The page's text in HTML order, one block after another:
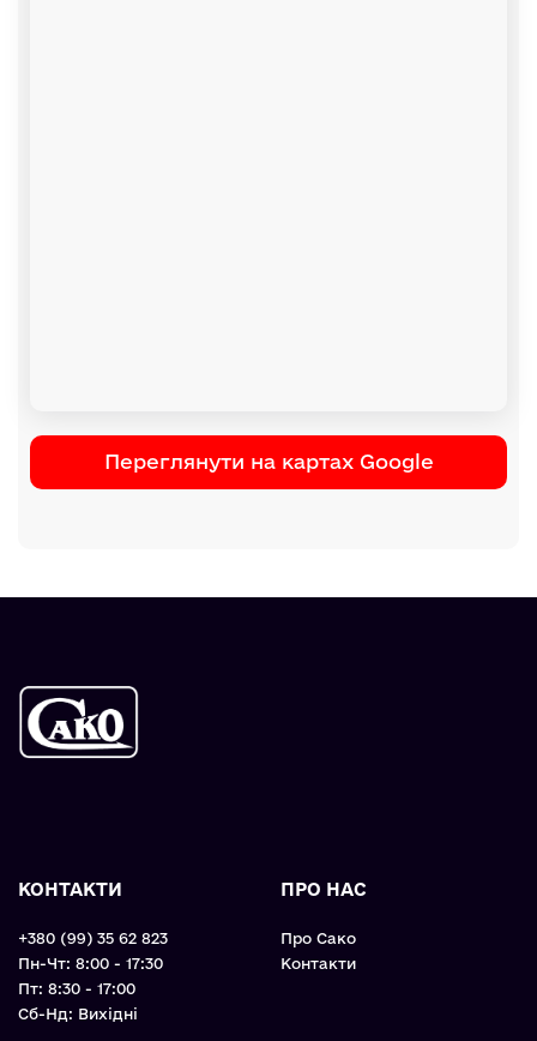
Переглянути на картах Google
КОНТАКТИ
+380 (99) 35 62 823
Пн-Чт: 8:00 - 17:30
Пт: 8:30 - 17:00
Cб-Нд: Вихідні
ПРО НАС
Про Сако
Контакти